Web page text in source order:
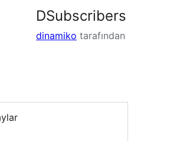
DSubscribers
dinamiko tarafından